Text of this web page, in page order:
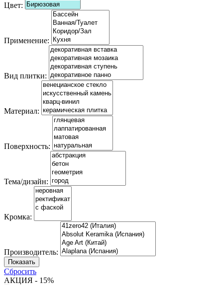
Цвет:
Применение:
Вид плитки:
Материал:
Поверхность:
Тема/дизайн:
Кромка:
Производитель:
Показать
Сбросить
АКЦИЯ - 15%